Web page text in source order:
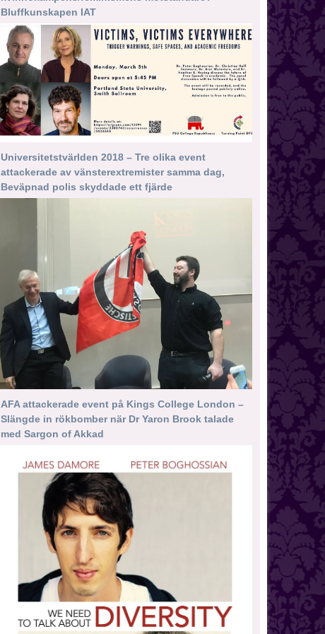
Bluffkunskapen IAT
Universitetstvärlden 2018 – Tre olika event
attackerade av vänsterextremister samma dag,
Beväpnad polis skyddade ett fjärde
AFA attackerade event på Kings College London –
Slängde in rökbomber när Dr Yaron Brook talade
med Sargon of Akkad